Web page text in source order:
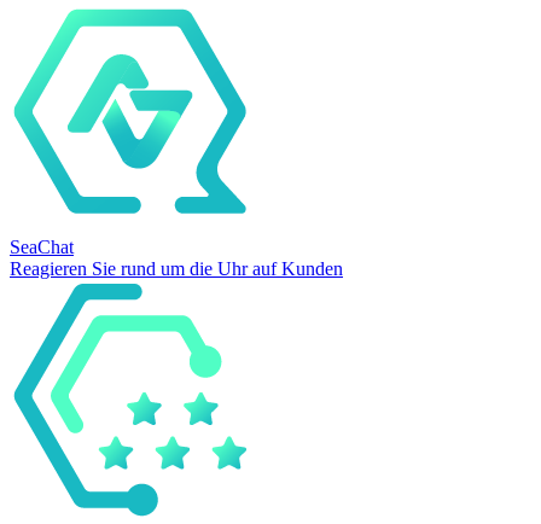
SeaChat
Reagieren Sie rund um die Uhr auf Kunden